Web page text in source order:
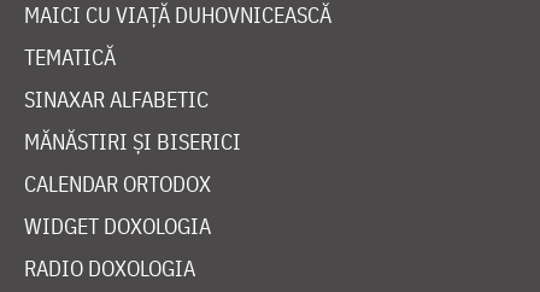
MAICI CU VIAȚĂ DUHOVNICEASCĂ
TEMATICĂ
SINAXAR ALFABETIC
MĂNĂSTIRI ȘI BISERICI
CALENDAR ORTODOX
WIDGET DOXOLOGIA
RADIO DOXOLOGIA